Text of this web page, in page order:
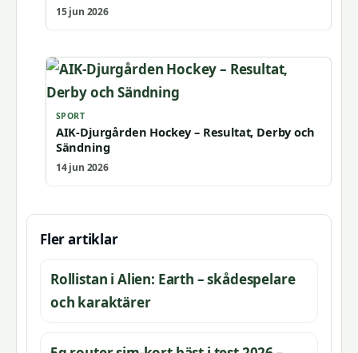
15 jun 2026
SPORT
AIK-Djurgården Hockey – Resultat, Derby och
Sändning
14 jun 2026
Fler artiklar
Rollistan i Alien: Earth – skådespelare
och karaktärer